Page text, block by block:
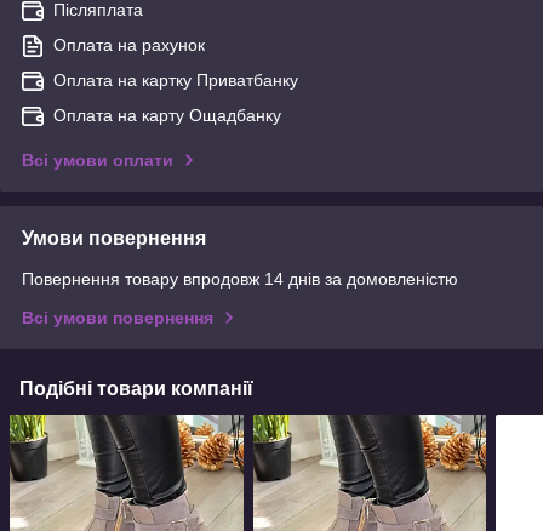
Післяплата
Оплата на рахунок
Оплата на картку Приватбанку
Оплата на карту Ощадбанку
Всі умови оплати
Умови повернення
Повернення товару впродовж 14 днів за домовленістю
Всі умови повернення
Подібні товари компанії